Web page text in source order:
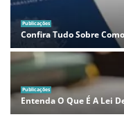
Publicações
Confira Tudo Sobre
Publicações
Entenda O Que É A Lei